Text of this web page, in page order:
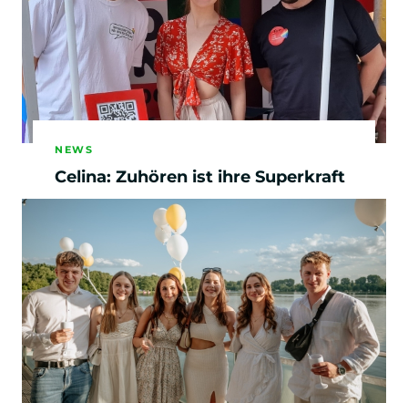
NEWS
Celina: Zuhören ist ihre Superkraft